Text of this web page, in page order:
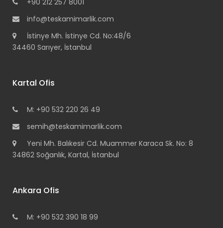
+90 212 257 8001
info@teskamimarlik.com
İstinye Mh. İstinye Cd. No:48/6
34460 Sarıyer, İstanbul
Kartal Ofis
M: +90 532 220 26 49
semih@teskamimarlik.com
Yeni Mh. Balıkesir Cd. Muammer Karaca Sk. No: 8
34862 Soğanlık, Kartal, İstanbul
Ankara Ofis
M: +90 532 390 18 99